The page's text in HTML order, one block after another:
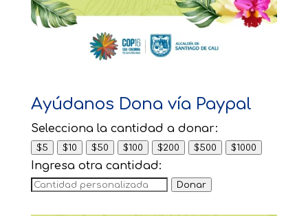
Ayúdanos Dona vía Paypal
Selecciona la cantidad a donar:
$5 $10 $50 $100 $200 $500 $1000
Ingresa otra cantidad:
Donar